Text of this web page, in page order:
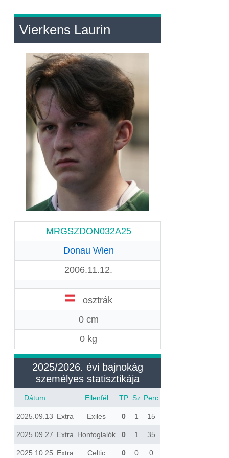
Vierkens Laurin
MRGSZDON032A25
Donau Wien
2006.11.12.
osztrák
0 cm
0 kg
2025/2026. évi bajnokág
személyes statisztikája
Dátum Ellenfél TP Sz Perc
2025.09.13 Extra Exiles 0 1 15
2025.09.27 Extra Honfoglalók 0 1 35
2025.10.25 Extra Celtic 0 0 0